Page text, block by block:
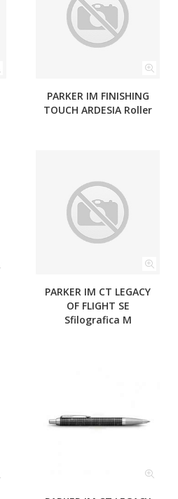
PARKER IM FINISHING
TOUCH ARDESIA Roller
PARKER IM CT LEGACY
OF FLIGHT SE
Sfilografica M